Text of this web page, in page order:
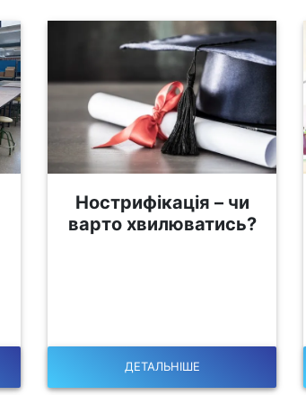
Нострифікація – чи
варто хвилюватись?
ДЕТАЛЬНІШЕ